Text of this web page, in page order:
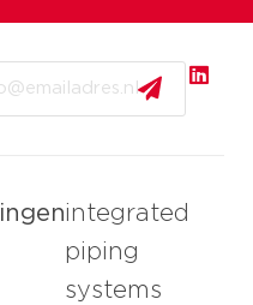
integrated
piping
systems